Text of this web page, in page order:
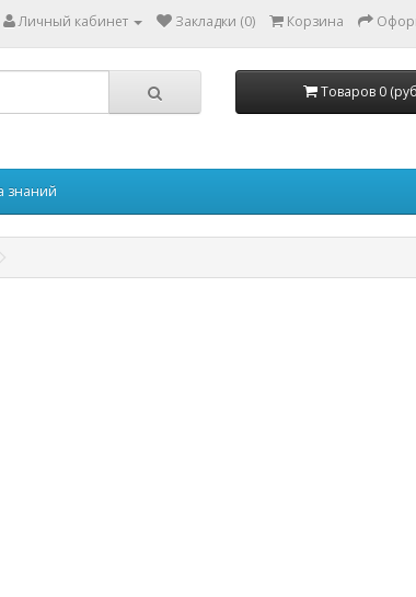
Личный кабинет Закладки (0) Корзина
Товаров 0
знаний